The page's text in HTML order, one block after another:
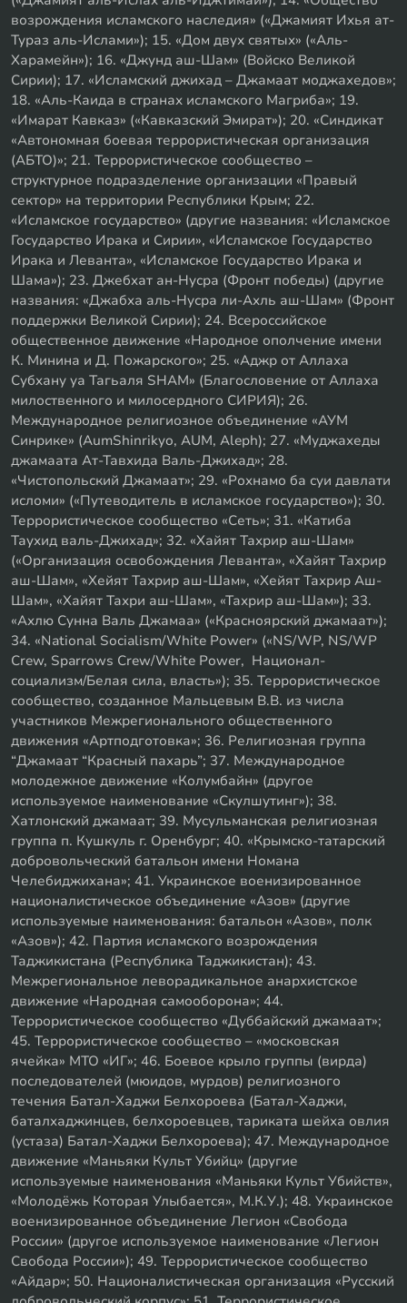
возрождения исламского наследия» («Джамият Ихья ат-
Тураз аль-Ислами»); 15. «Дом двух святых» («Аль-
Харамейн»); 16. «Джунд аш-Шам» (Войско Великой
Сирии); 17. «Исламский джихад – Джамаат моджахедов»;
18. «Аль-Каида в странах исламского Магриба»; 19.
«Имарат Кавказ» («Кавказский Эмират»); 20. «Синдикат
«Автономная боевая террористическая организация
(АБТО)»; 21. Террористическое сообщество –
структурное подразделение организации «Правый
сектор» на территории Республики Крым; 22.
«Исламское государство» (другие названия: «Исламское
Государство Ирака и Сирии», «Исламское Государство
Ирака и Леванта», «Исламское Государство Ирака и
Шама»); 23. Джебхат ан-Нусра (Фронт победы) (другие
названия: «Джабха аль-Нусра ли-Ахль аш-Шам» (Фронт
поддержки Великой Сирии); 24. Всероссийское
общественное движение «Народное ополчение имени
К. Минина и Д. Пожарского»; 25. «Аджр от Аллаха
Субхану уа Тагьаля SHAM» (Благословение от Аллаха
милоственного и милосердного СИРИЯ); 26.
Международное религиозное объединение «АУМ
Синрике» (AumShinrikyo, AUM, Aleph); 27. «Муджахеды
джамаата Ат-Тавхида Валь-Джихад»; 28.
«Чистопольский Джамаат»; 29. «Рохнамо ба суи давлати
исломи» («Путеводитель в исламское государство»); 30.
Террористическое сообщество «Сеть»; 31. «Катиба
Таухид валь-Джихад»; 32. «Хайят Тахрир аш-Шам»
(«Организация освобождения Леванта», «Хайят Тахрир
аш-Шам», «Хейят Тахрир аш-Шам», «Хейят Тахрир Аш-
Шам», «Хайят Тахри аш-Шам», «Тахрир аш-Шам»); 33.
«Ахлю Сунна Валь Джамаа» («Красноярский джамаат»);
34. «National Socialism/White Power» («NS/WP, NS/WP
Crew, Sparrows Crew/White Power, Национал-
социализм/Белая сила, власть»); 35. Террористическое
сообщество, созданное Мальцевым В.В. из числа
участников Межрегионального общественного
движения «Артподготовка»; 36. Религиозная группа
“Джамаат “Красный пахарь”; 37. Международное
молодежное движение «Колумбайн» (другое
используемое наименование «Скулшутинг»); 38.
Хатлонский джамаат; 39. Мусульманская религиозная
группа п. Кушкуль г. Оренбург; 40. «Крымско-татарский
добровольческий батальон имени Номана
Челебиджихана»; 41. Украинское военизированное
националистическое объединение «Азов» (другие
используемые наименования: батальон «Азов», полк
«Азов»); 42. Партия исламского возрождения
Таджикистана (Республика Таджикистан); 43.
Межрегиональное леворадикальное анархистское
движение «Народная самооборона»; 44.
Террористическое сообщество «Дуббайский джамаат»;
45. Террористическое сообщество – «московская
ячейка» МТО «ИГ»; 46. Боевое крыло группы (вирда)
последователей (мюидов, мурдов) религиозного
течения Батал-Хаджи Белхороева (Батал-Хаджи,
баталхаджинцев, белхороевцев, тариката шейха овлия
(устаза) Батал-Хаджи Белхороева); 47. Международное
движение «Маньяки Культ Убийц» (другие
используемые наименования «Маньяки Культ Убийств»,
«Молодёжь Которая Улыбается», М.К.У.); 48. Украинское
военизированное объединение Легион «Свобода
России» (другое используемое наименование «Легион
Свобода России»); 49. Террористическое сообщество
«Айдар»; 50. Националистическая организация «Русский